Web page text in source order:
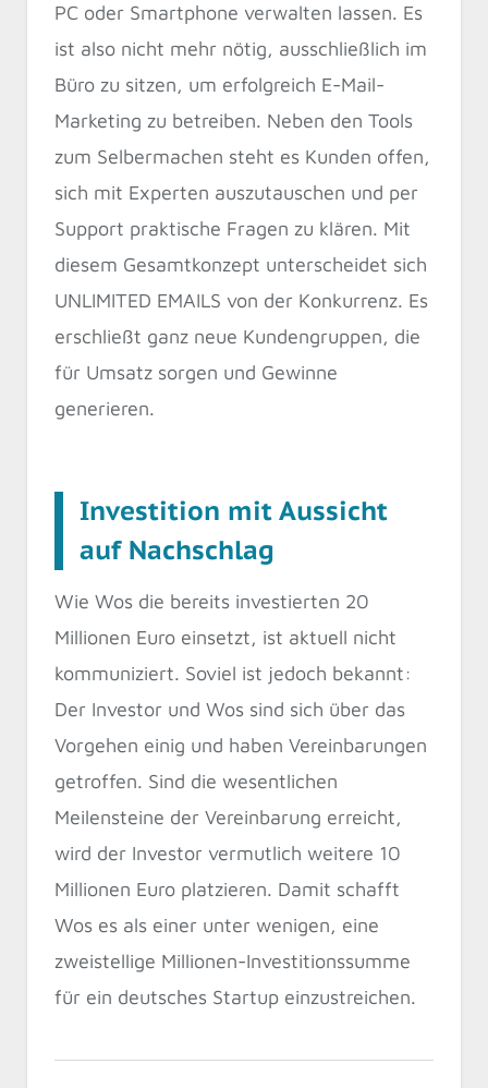
PC oder Smartphone verwalten lassen. Es
ist also nicht mehr nötig, ausschließlich im
Büro zu sitzen, um erfolgreich E-Mail-
Marketing zu betreiben. Neben den Tools
zum Selbermachen steht es Kunden offen,
sich mit Experten auszutauschen und per
Support praktische Fragen zu klären. Mit
diesem Gesamtkonzept unterscheidet sich
UNLIMITED EMAILS von der Konkurrenz. Es
erschließt ganz neue Kundengruppen, die
für Umsatz sorgen und Gewinne
generieren.
Investition mit Aussicht
auf Nachschlag
Wie Wos die bereits investierten 20
Millionen Euro einsetzt, ist aktuell nicht
kommuniziert. Soviel ist jedoch bekannt:
Der Investor und Wos sind sich über das
Vorgehen einig und haben Vereinbarungen
getroffen. Sind die wesentlichen
Meilensteine der Vereinbarung erreicht,
wird der Investor vermutlich weitere 10
Millionen Euro platzieren. Damit schafft
Wos es als einer unter wenigen, eine
zweistellige Millionen-Investitionssumme
für ein deutsches Startup einzustreichen.